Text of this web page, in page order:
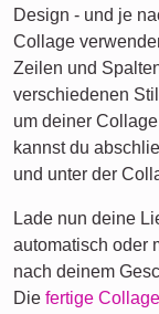
Design - und je
Collage
Zeilen und
verschiedenen
um deiner
kannst du
und unter der
Lade nun deine
automatisch oder
nach deinem
Die fertige